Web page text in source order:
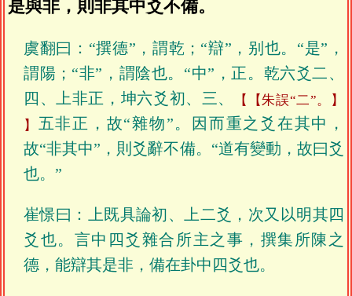
是與非，則非其中爻不備。
虞翻曰：“撰德”，謂乾；“辯”，别也。“是”，
謂陽；“非”，謂陰也。“中”，正。乾六爻二、
四、上非正，坤六爻初、三、
【朱誤“二”。】
五非正，故“雜物”。因而重之爻在其中，
故“非其中”，則爻辭不備。“道有變動，故曰爻
也。”
崔憬曰：上既具論初、上二爻，次又以明其四
爻也。言中四爻雜合所主之事，撰集所陳之
德，能辯其是非，備在卦中四爻也。